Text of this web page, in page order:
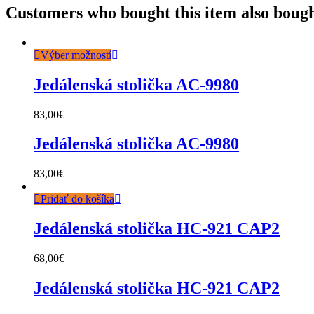
Customers who bought this item also
Výber možností
Jedálenská stolička AC-9980
83,00€
Jedálenská stolička AC-9980
83,00€
Pridať do košíka
Jedálenská stolička HC-921 CAP2
68,00€
Jedálenská stolička HC-921 CAP2